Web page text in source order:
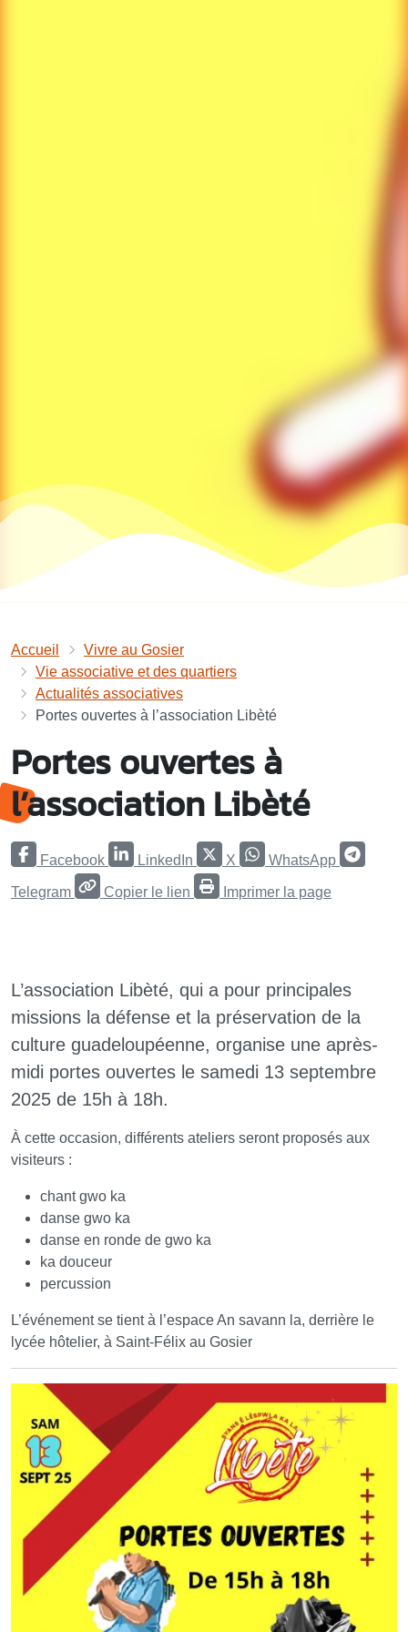
Accueil
Vivre au Gosier
Vie associative et des quartiers
Actualités associatives
Portes ouvertes à l’association Libèté
Portes ouvertes à
l’association Libèté
Facebook LinkedIn X WhatsApp
Telegram Copier le lien Imprimer la page
L’association Libèté, qui a pour principales
missions la défense et la préservation de la
culture guadeloupéenne, organise une après-
midi portes ouvertes le samedi 13 septembre
2025 de 15h à 18h.
À cette occasion, différents ateliers seront proposés aux
visiteurs :
chant gwo ka
danse gwo ka
danse en ronde de gwo ka
ka douceur
percussion
L’événement se tient à l’espace An savann la, derrière le
lycée hôtelier, à Saint-Félix au Gosier